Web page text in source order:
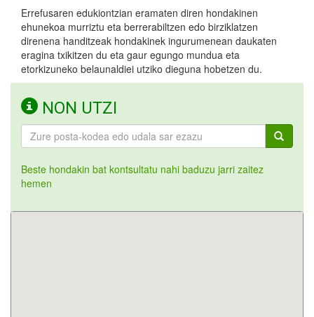
Errefusaren edukiontzian eramaten diren hondakinen
ehunekoa murriztu eta berrerabiltzen edo birziklatzen
direnena handitzeak hondakinek ingurumenean daukaten
eragina txikitzen du eta gaur egungo mundua eta
etorkizuneko belaunaldiei utziko dieguna hobetzen du.
NON UTZI
Beste hondakin bat kontsultatu nahi baduzu jarri zaitez
hemen